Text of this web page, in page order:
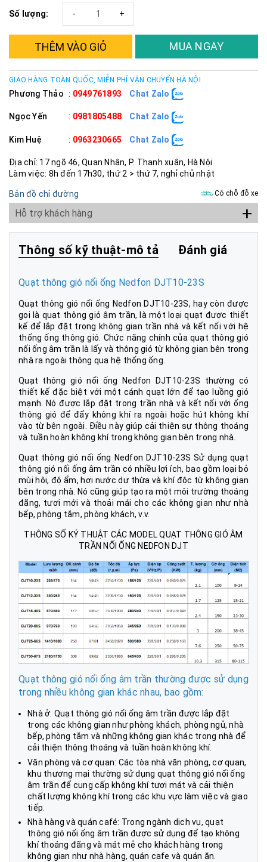
Số lượng: +
-
THÊM VÀO GIỎ MUA NGAY
GIAO HÀNG TOÀN QUỐC, MIỄN PHÍ VẬN CHUYỂN HÀ NỘI
Phương Thảo : 0949761893 Chat Zalo
Ngọc Yến : 0981805488 Chat Zalo
Kim Huệ : 0963230665 Chat Zalo
Địa chỉ: 17 ngõ 46, Quan Nhân, P. Thanh xuân, Hà Nội
Làm việc: 8h đến 17h30, thứ 2 > thứ 7, nghỉ chủ nhật
Bản đồ chỉ đường Có chỗ đỗ xe
Hỗ trợ khách hàng +
Thông số kỹ thuật-mô tả Đánh giá
Quạt thông gió nối ống Nedfon DJT10-23S
Quạt thông gió nối ống Nedfon DJT10-23S, hay còn được
gọi là quạt thông gió âm trần, là một loại quạt được thiết
kế để lắp đặt trong không gian trần nhà và kết nối với hệ
thống ống thông gió. Chức năng chính của quạt thông gió
nối ống âm trần là lấy và thông gió từ không gian bên trong
nhà ra ngoài thông qua hệ thống ống.
Quạt thông gió nối ống Nedfon DJT10-23S thường có
thiết kế đặc biệt với một cánh quạt lớn để tạo luồng gió
mạnh. Nó được lắp đặt trong trần nhà và kết nối với ống
thông gió để đẩy không khí ra ngoài hoặc hút không khí
vào từ bên ngoài. Điều này giúp cải thiện sự thông thoáng
và tuần hoàn không khí trong không gian bên trong nhà.
Quạt thông gió nối ống Nedfon DJT10-23S Sử dụng quạt
thông gió nối ống âm trần có nhiều lợi ích, bao gồm loại bỏ
mùi hôi, độ ẩm, hơi nước dư thừa và khí độc từ không gian
bên trong nhà. Nó cũng giúp tạo ra một môi trường thoáng
đãng, tươi mới và thoải mái cho các không gian như nhà
bếp, phòng tắm, phòng khách, v.v.
THÔNG SỐ KÝ THUẬT CÁC MODEL QUẠT THÔNG GIÓ ÂM
TRẦN NỐI ỐNG NEDFON DJT
Quạt thông gió nối ống âm trần thường được sử dụng
trong nhiều không gian khác nhau, bao gồm:
Nhà ở: Quạt thông gió nối ống âm trần được lắp đặt
trong các không gian như phòng khách, phòng ngủ, nhà
bếp, phòng tắm và những không gian khác trong nhà để
cải thiện thông thoáng và tuần hoàn không khí.
Văn phòng và cơ quan: Các tòa nhà văn phòng, cơ quan,
khu thương mại thường sử dụng quạt thông gió nối ống
âm trần để cung cấp không khí tươi mát và cải thiện
chất lượng không khí trong các khu vực làm việc và giao
tiếp.
Nhà hàng và quán café: Trong ngành dịch vụ, quạt
thông gió nối ống âm trần được sử dụng để tạo không
khí thoáng đãng và mát mẻ cho khách hàng trong
không gian như nhà hàng, quán cafe và quán ăn.